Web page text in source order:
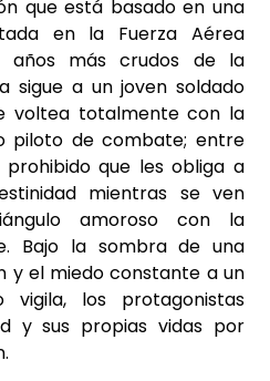
que está basado en una
en la Fuerza Aérea
años más crudos de la
sigue a un joven soldado
voltea totalmente con la
piloto de combate; entre
que les obliga a
mientras se ven
amoroso con la
Bajo la sombra de una
y el miedo constante a un
los protagonistas
y sus propias vidas por